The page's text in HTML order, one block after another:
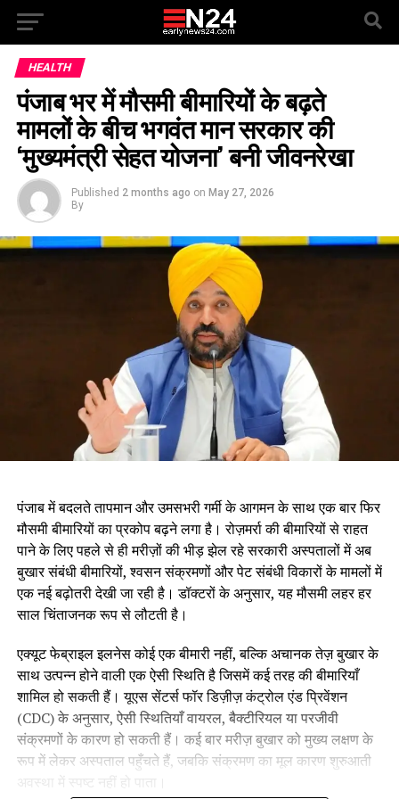
HEALTH
पंजाब भर में मौसमी बीमारियों के बढ़ते
मामलों के बीच भगवंत मान सरकार की
‘मुख्यमंत्री सेहत योजना’ बनी जीवनरेखा
Published 2 months ago on May 27, 2026
By
पंजाब में बदलते तापमान और उमसभरी गर्मी के आगमन के साथ एक बार फिर
मौसमी बीमारियों का प्रकोप बढ़ने लगा है। रोज़मर्रा की बीमारियों से राहत
पाने के लिए पहले से ही मरीज़ों की भीड़ झेल रहे सरकारी अस्पतालों में अब
बुखार संबंधी बीमारियों, श्वसन संक्रमणों और पेट संबंधी विकारों के मामलों में
एक नई बढ़ोतरी देखी जा रही है। डॉक्टरों के अनुसार, यह मौसमी लहर हर
साल चिंताजनक रूप से लौटती है।
एक्यूट फेब्राइल इलनेस कोई एक बीमारी नहीं, बल्कि अचानक तेज़ बुखार के
साथ उत्पन्न होने वाली एक ऐसी स्थिति है जिसमें कई तरह की बीमारियाँ
शामिल हो सकती हैं। यूएस सेंटर्स फॉर डिज़ीज़ कंट्रोल एंड प्रिवेंशन
(CDC) के अनुसार, ऐसी स्थितियाँ वायरल, बैक्टीरियल या परजीवी
संक्रमणों के कारण हो सकती हैं। कई बार मरीज़ बुखार को मुख्य लक्षण के
रूप में लेकर अस्पताल पहुँचते हैं, जबकि संक्रमण का मूल कारण शुरुआती